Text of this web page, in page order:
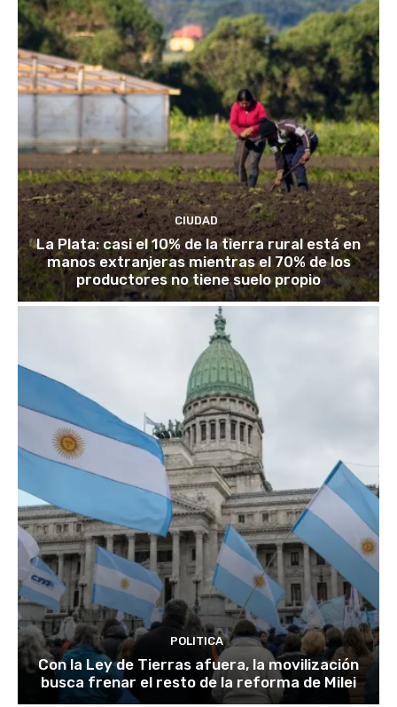
CIUDAD
La Plata: casi el 10% de la tierra rural está en
manos extranjeras mientras el 70% de los
productores no tiene suelo propio
POLITICA
Con la Ley de Tierras afuera, la movilización
busca frenar el resto de la reforma de Milei